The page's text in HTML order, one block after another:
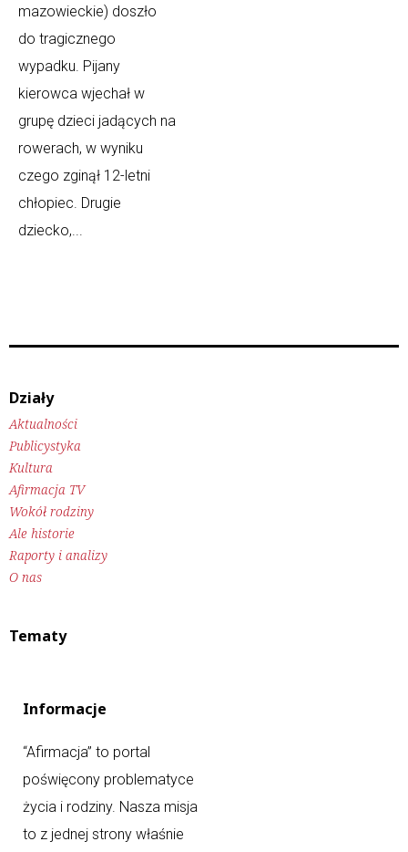
mazowieckie) doszło
do tragicznego
wypadku. Pijany
kierowca wjechał w
grupę dzieci jadących na
rowerach, w wyniku
czego zginął 12-letni
chłopiec. Drugie
dziecko,...
Działy
Aktualności
Publicystyka
Kultura
Afirmacja TV
Wokół rodziny
Ale historie
Raporty i analizy
O nas
Tematy
Informacje
“Afirmacja” to portal
poświęcony problematyce
życia i rodziny. Nasza misja
to z jednej strony właśnie